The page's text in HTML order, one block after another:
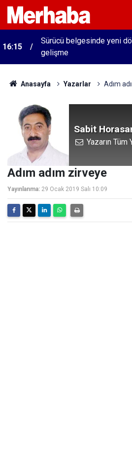
16:15
Sürücü belgesinde yeni
gelişme
Anasayfa Yazarlar Adım
Sabit
Yazarın Tüm
Adım adım zirveye
Yayınlanma: 29 Ocak 2019 Salı 10:09